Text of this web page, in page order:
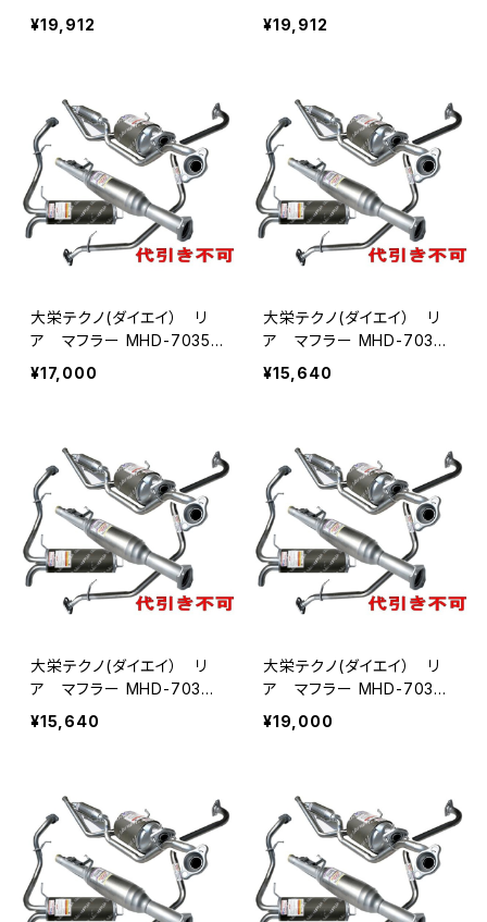
US アクティ HA6/7/HH5/
6 個人宅NG
¥19,912
US バモス HM1/2 個人宅N
¥19,912
大栄テクノ(ダイエイ） リ
ア マフラー MHD-7035S
US バモス HM1/2 個人宅N
¥17,000
大栄テクノ(ダイエイ） リ
ア マフラー MHD-7036S
US バモス HM1/2 個人宅N
¥15,640
大栄テクノ(ダイエイ） リ
ア マフラー MHD-7036S
US バモスホビオ HM3/4
個人宅NG
¥15,640
大栄テクノ(ダイエイ） リ
ア マフラー MHD-7037S
US アクティ HH6 個人宅N
¥19,000